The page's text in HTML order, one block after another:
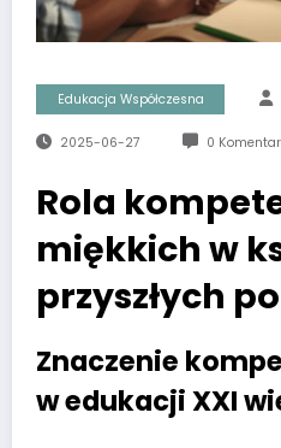
Edukacja Współczesna
2025-06-27 0
Rola
miękkich w
przyszłych
Znaczenie
w edukacji XXI